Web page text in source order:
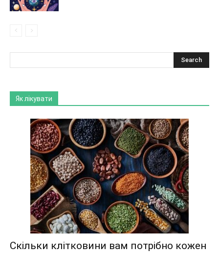
Як лікувати
Скільки клітковини вам потрібно кожен